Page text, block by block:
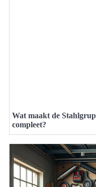
Wat maakt de
compleet?